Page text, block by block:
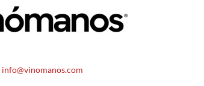
info@vinomanos.com